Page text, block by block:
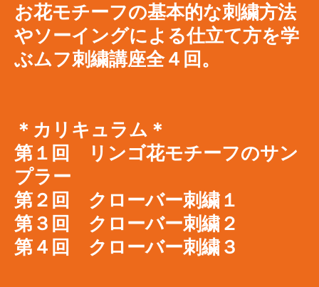
お花モチーフの基本的な刺繍方法
やソーイングによる仕立て方を学
ぶムフ刺繍講座全４回。
＊カリキュラム＊
第１回 リンゴ花モチーフのサン
プラー
第２回 クローバー刺繍１
第３回 クローバー刺繍２
​第４回 クローバー刺繍３